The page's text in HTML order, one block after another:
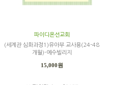
파이디온선교회
(세계관 심화과정1)유아부 교사용(24-48
개월)-예수빌리지
15,000원